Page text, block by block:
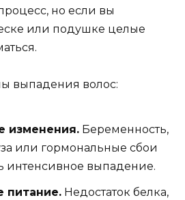
но если вы
или подушке целые
выпадения волос:
изменения. Беременность,
или гормональные сбои
интенсивное выпадение.
питание. Недостаток белка,